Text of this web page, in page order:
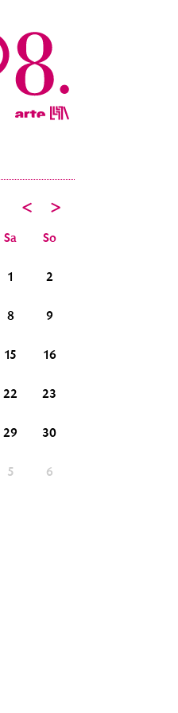
< >
Sa So
1 2
8 9
15 16
22 23
29 30
5 6